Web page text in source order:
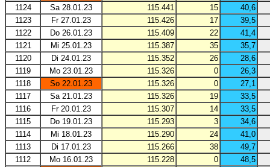
1124
Sa 28.01.23 115.441 15
40,6
1123
Fr 27.01.23 115.426 17
39,5
1122
Do 26.01.23 115.409 22
41,4
1121
Mi 25.01.23 115.387 35
35,7
1120
Di 24.01.23 115.352 26
28,6
1119
Mo 23.01.23 115.326 0
26,3
1118
So 22.01.23 115.326 0
27,1
1117
Sa 21.01.23 115.326 19
33,5
1116
Fr 20.01.23 115.307 14
33,5
1115
Do 19.01.23 115.293 3
34,6
1114
Mi 18.01.23 115.290 24
41,0
1113
Di 17.01.23 115.266 38
49,7
1112
Mo 16.01.23 115.228 0
48,5